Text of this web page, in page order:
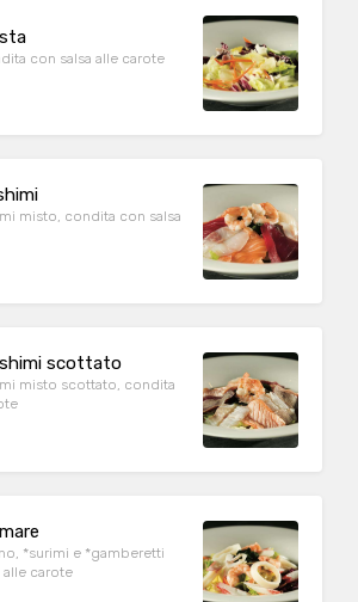
con salsa alle carote
misto, condita con salsa
scottato
misto scottato, condita
*surimi e *gamberetti
carote